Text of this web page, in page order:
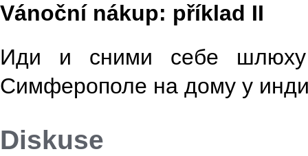
Vánoční nákup: příklad II
Иди и сними себе
Симферополе на дому у
Diskuse